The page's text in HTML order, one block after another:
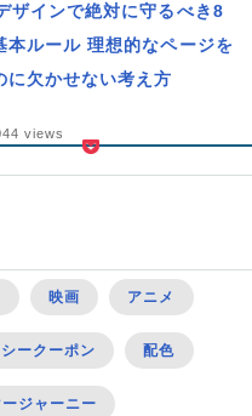
ザインで絶対に守るべき8
本ルール 理想的なページを
に欠かせない考え方
views
映画 アニメ
ークーポン 配色
ジャーニー